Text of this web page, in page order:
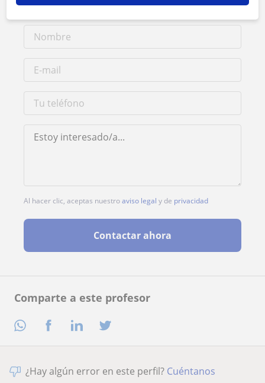
Comparte a este profesor
Al hacer clic, aceptas nuestroaviso legal y de privacidad
Contactar ahora
¿Hay algún error en este perfil? Cuéntanos